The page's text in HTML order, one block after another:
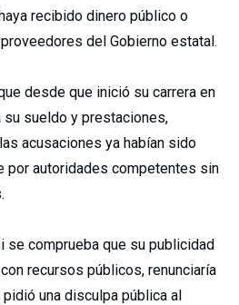
recibido dinero público o
del Gobierno estatal.
desde que inició su carrera en
sueldo y prestaciones,
acusaciones ya habían sido
por autoridades competentes sin
se comprueba que su publicidad
recursos públicos, renunciaría
una disculpa pública al